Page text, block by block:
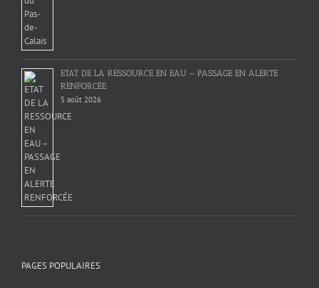
ETAT DE LA RESSOURCE EN EAU – PASSAGE EN ALERTE
RENFORCÉE
5 août 2026
PAGES POPULAIRES